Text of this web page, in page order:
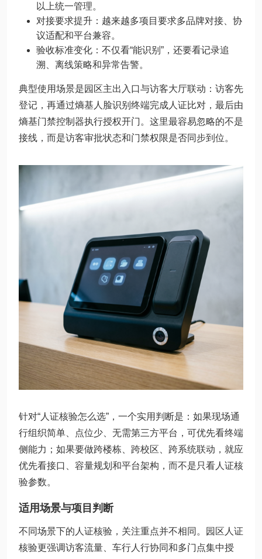
以上统一管理。
对接要求提升：越来越多项目要求多品牌对接、协
议适配和平台兼容。
验收标准变化：不仅看“能识别”，还要看记录追
溯、离线策略和异常告警。
典型使用场景是园区主出入口与访客大厅联动：访客先
登记，再通过熵基人脸识别终端完成人证比对，最后由
熵基门禁控制器执行授权开门。这里最容易忽略的不是
接线，而是访客审批状态和门禁权限是否同步到位。
针对“人证核验怎么选”，一个实用判断是：如果现场通
行组织简单、点位少、无需第三方平台，可优先看终端
侧能力；如果要做跨楼栋、跨校区、跨系统联动，就应
优先看接口、容量规划和平台架构，而不是只看人证核
验参数。
适用场景与项目判断
不同场景下的人证核验，关注重点并不相同。园区人证
核验更强调访客流量、车行人行协同和多门点集中授